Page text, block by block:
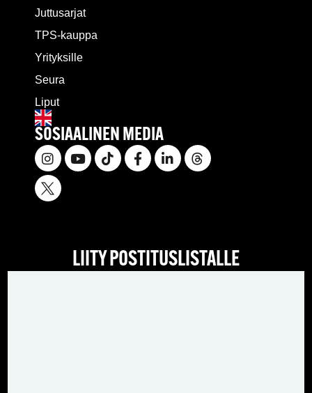
Juttusarjat
TPS-kauppa
Yrityksille
Seura
Liput
SOSIAALINEN MEDIA
LIITY POSTITUSLISTALLE